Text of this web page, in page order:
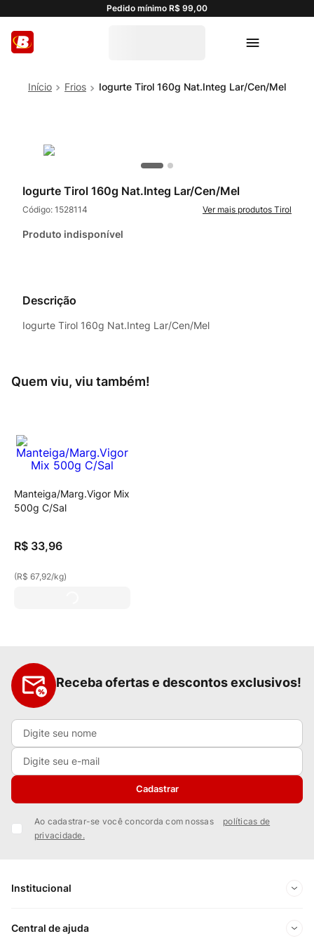
Pedido mínimo R$ 99,00
Frios Iogurte Tirol 160g Nat.Integ Lar/Cen/Mel
Iogurte Tirol 160g Nat.Integ Lar/Cen/Mel
Código: 1528114 Tirol
Produto indisponível
Descrição
Iogurte Tirol 160g Nat.Integ Lar/Cen/Mel
Quem viu, viu também!
Manteiga/Marg.Vigor Mix
500g C/Sal
R$ 33,96
(R$ 67,92/kg)
Receba ofertas e descontos exclusivos!
Cadastrar
Ao cadastrar-se você concorda com nossas
políticas de
privacidade.
Institucional
Sobre Nós
Central de ajuda